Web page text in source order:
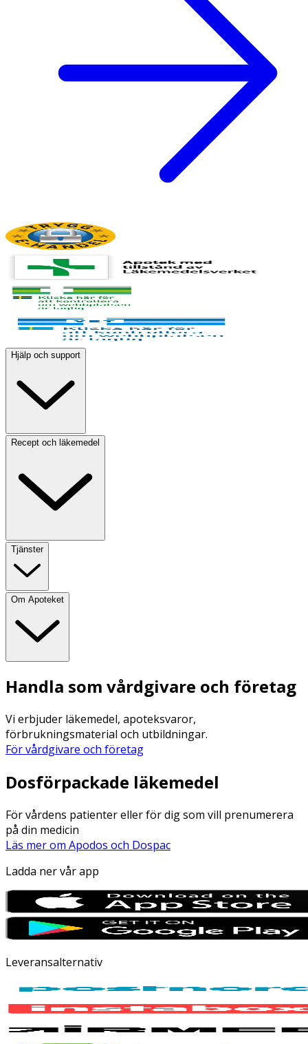
Hjälp och support
Recept och läkemedel
Tjänster
Om Apoteket
Handla som vårdgivare och företag
Vi erbjuder läkemedel, apoteksvaror,
förbrukningsmaterial och utbildningar.
För vårdgivare och företag
Dosförpackade läkemedel
För vårdens patienter eller för dig som vill prenumerera
på din medicin
Läs mer om Apodos och Dospac
Ladda ner vår app
Leveransalternativ